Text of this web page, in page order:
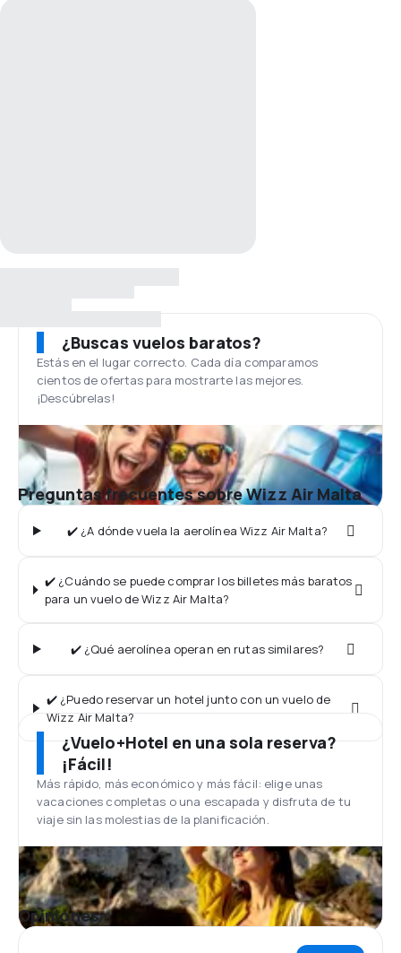
¿Buscas vuelos baratos?
Estás en el lugar correcto. Cada día comparamos
cientos de ofertas para mostrarte las mejores.
¡Descúbrelas!
Preguntas frecuentes sobre Wizz Air Malta
✔️ ¿A dónde vuela la aerolínea Wizz Air Malta?
✔️ ¿Cuándo se puede comprar los billetes más baratos
para un vuelo de Wizz Air Malta?
✔️ ¿Qué aerolínea operan en rutas similares?
✔️ ¿Puedo reservar un hotel junto con un vuelo de
Wizz Air Malta?
¿Vuelo+Hotel en una sola reserva?
¡Fácil!
Más rápido, más económico y más fácil: elige unas
vacaciones completas o una escapada y disfruta de tu
viaje sin las molestias de la planificación.
Opiniones